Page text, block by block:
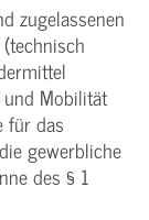
zugelassenen
Mobilität
für das
gewerbliche
des § 1